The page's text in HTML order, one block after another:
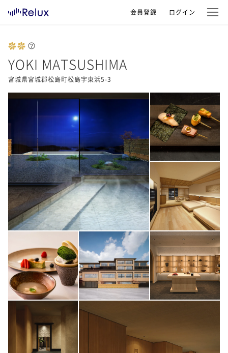
会員登録 ログイン
YOKI MATSUSHIMA
宮城県宮城郡松島町松島字東浜5-3